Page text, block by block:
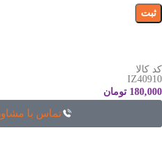
کد کالا
IZ40910
180,000 تومان
تماس با